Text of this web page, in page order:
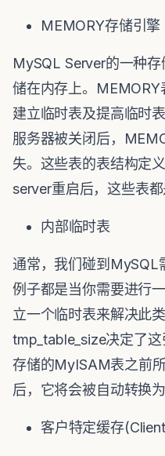
MEMORY存储引擎
MySQL Server的一种
储在内存上。
建立临时表及提高临时
服务器被关闭后，
失。这些表的表结构定
server重启后，这些表都
内部临时表
通常，我们碰到MySQL
例子都是当你需要进行
立一个临时表来解决此
tmp_table_size决定了
存储的MyISAM表之前
后，它将会被自动转换
客户特定缓存